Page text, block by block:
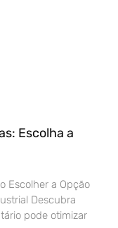
Escolha a
Escolher a Opção
Descubra
pode otimizar